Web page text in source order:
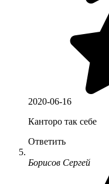
2020-06-16
Канторо так себе
Ответить
Борисов Сергей